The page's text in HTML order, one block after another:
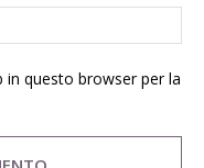
in questo browser per la